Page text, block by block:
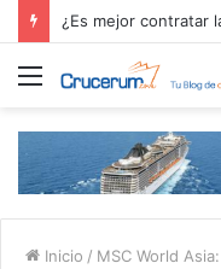
Menú
Inicio / MSC World